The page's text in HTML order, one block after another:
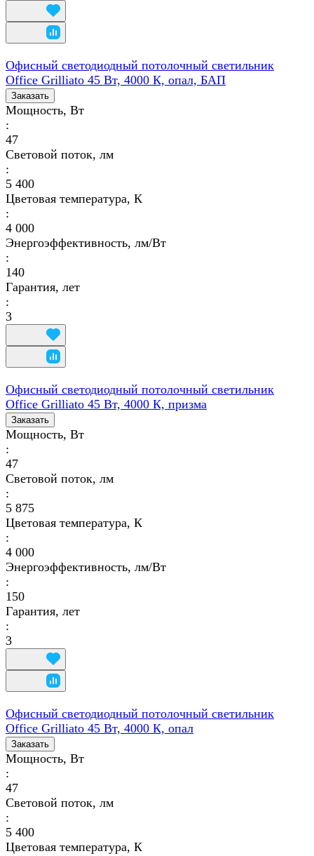
Офисный светодиодный потолочный светильник
Office Grilliato 45 Вт, 4000 К, опал, БАП
Заказать
Мощность, Вт
:
47
Световой поток, лм
:
5 400
Цветовая температура, К
:
4 000
Энергоэффективность, лм/Вт
:
140
Гарантия, лет
:
3
Офисный светодиодный потолочный светильник
Office Grilliato 45 Вт, 4000 К, призма
Заказать
Мощность, Вт
:
47
Световой поток, лм
:
5 875
Цветовая температура, К
:
4 000
Энергоэффективность, лм/Вт
:
150
Гарантия, лет
:
3
Офисный светодиодный потолочный светильник
Office Grilliato 45 Вт, 4000 К, опал
Заказать
Мощность, Вт
:
47
Световой поток, лм
:
5 400
Цветовая температура, К